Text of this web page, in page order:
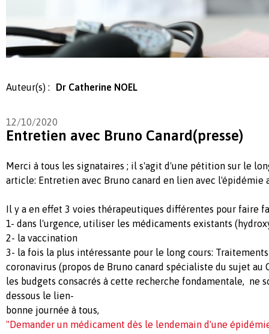
Auteur(s) : Dr Catherine NOEL
12/10/2020
Entretien avec Bruno Canard(presse)
Merci à tous les signataires ; il s'agit d'une pétition sur le
article: Entretien avec Bruno canard en lien avec l'épidémie
Il y a en effet 3 voies thérapeutiques différentes pour faire
1- dans l'urgence, utiliser les médicaments existants
2- la vaccination
3- la fois la plus intéressante pour le long cours:
coronavirus (propos de Bruno canard spécialiste du sujet au
les budgets consacrés à cette recherche fondamentale, ne
dessous le lien-
bonne journée à tous,
"Demander un médicament dès le lendemain d'une